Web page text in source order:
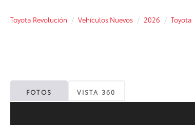
Toyota Revolución Vehículos Nuevos 2026 Toyota
FOTOS VISTA 360